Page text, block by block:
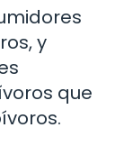
y
que